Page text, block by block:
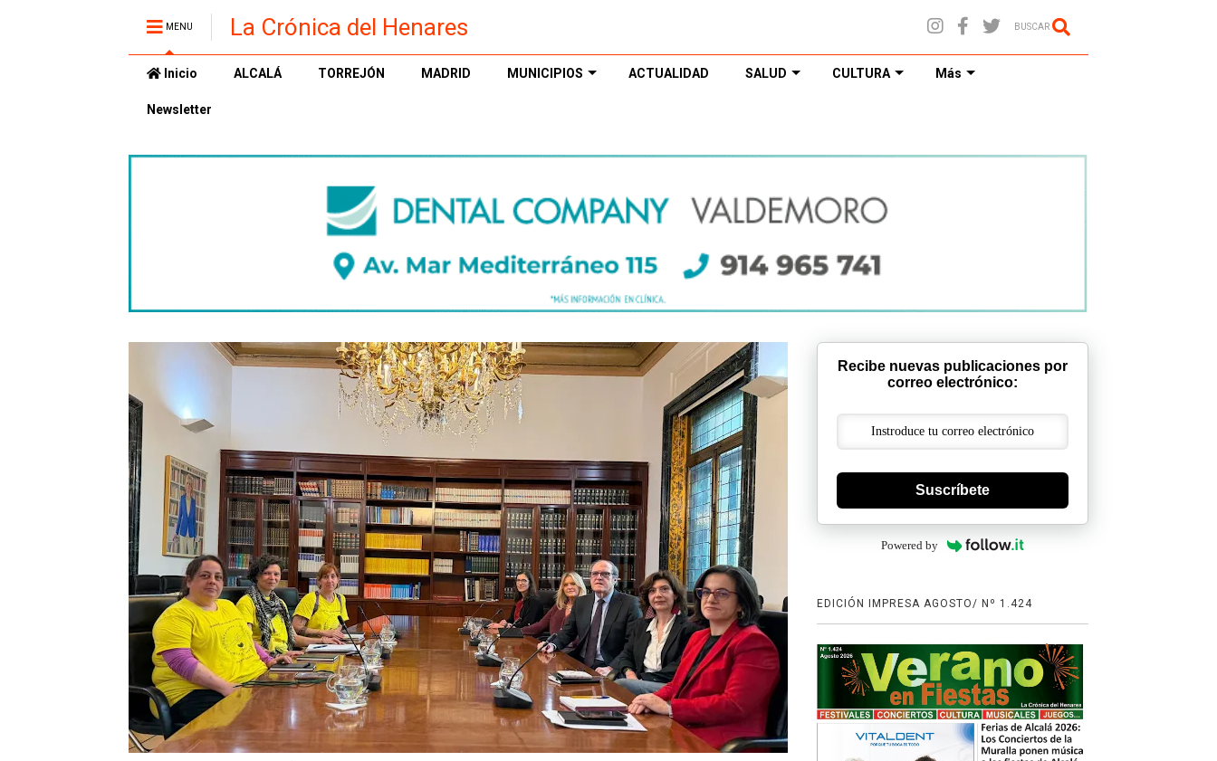
MENU La Crónica del Henares BUSCAR
Inicio ALCALÁ TORREJÓN MADRID MUNICIPIOS ACTUALIDAD SALUD CULTURA Más
Newsletter
Recibe nuevas publicaciones por
correo electrónico:
Suscríbete
Powered by
EDICIÓN IMPRESA AGOSTO/ Nº 1.424